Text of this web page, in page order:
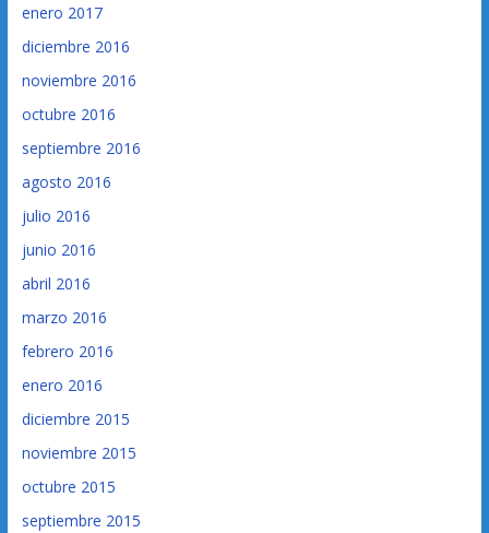
enero 2017
diciembre 2016
noviembre 2016
octubre 2016
septiembre 2016
agosto 2016
julio 2016
junio 2016
abril 2016
marzo 2016
febrero 2016
enero 2016
diciembre 2015
noviembre 2015
octubre 2015
septiembre 2015